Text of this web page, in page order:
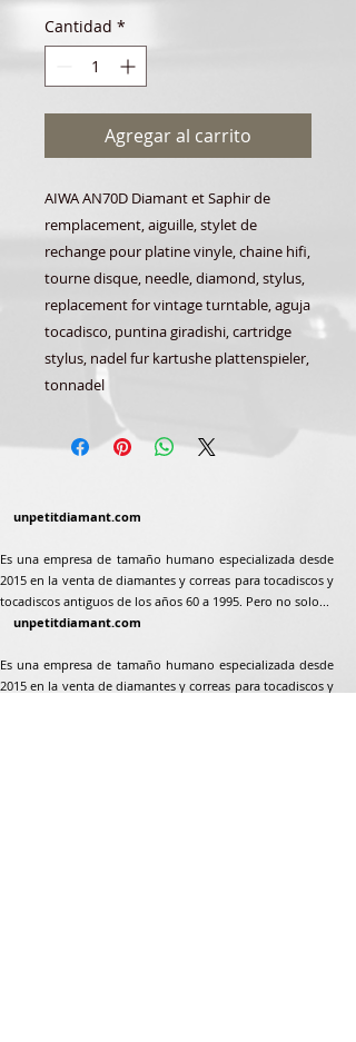
Cantidad *
Agregar al carrito
AIWA AN70D Diamant et Saphir de
remplacement, aiguille, stylet de
rechange pour platine vinyle, chaine hifi,
tourne disque, needle, diamond, stylus,
replacement for vintage turntable, aguja
tocadisco, puntina giradishi, cartridge
stylus, nadel fur kartushe plattenspieler,
tonnadel
unpetitdiamant.com
Es una empresa de tamaño humano especializada desde
2015 en la venta de diamantes y correas para tocadiscos y
tocadiscos antiguos de los años 60 a 1995. Pero no solo...
unpetitdiamant.com
Es una empresa de tamaño humano especializada desde
2015 en la venta de diamantes y correas para tocadiscos y